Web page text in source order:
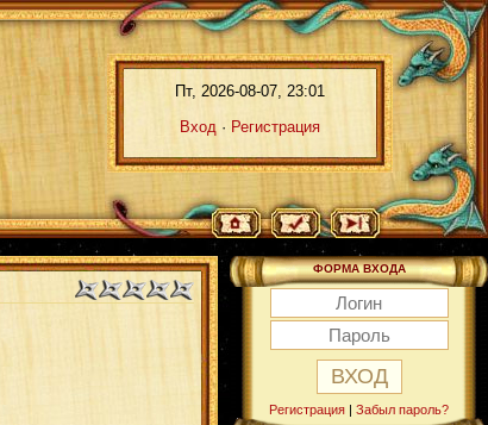
Пт, 2026-08-07, 23:01
Вход · Регистрация
ФОРМА ВХОДА
Регистрация | Забыл пароль?